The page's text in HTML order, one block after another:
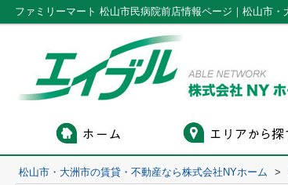
松山市・大洲市の賃貸・不動産なら株式会社NYホーム >